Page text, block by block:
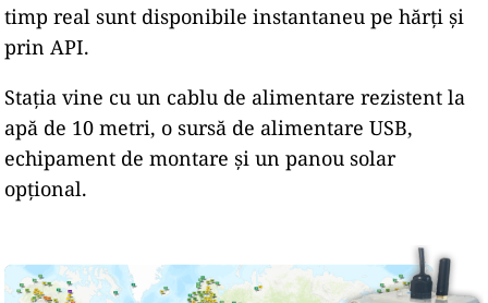
timp real sunt disponibile instantaneu pe hărți și
prin API.
Stația vine cu un cablu de alimentare rezistent la
apă de 10 metri, o sursă de alimentare USB,
echipament de montare și un panou solar
opțional.